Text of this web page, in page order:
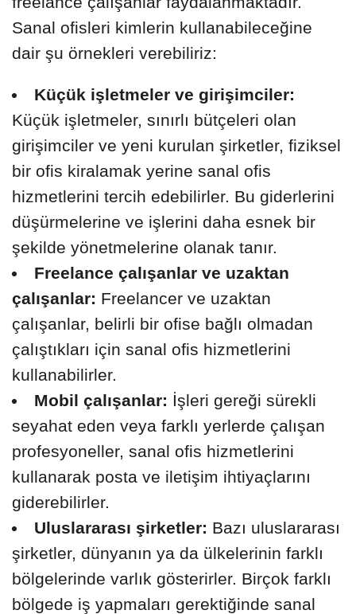
Sanal ofisleri kimlerin kullanabileceğine
dair şu örnekleri verebiliriz:
Küçük işletmeler ve girişimciler:
Küçük işletmeler, sınırlı bütçeleri olan
girişimciler ve yeni kurulan şirketler, fiziksel
bir ofis kiralamak yerine sanal ofis
hizmetlerini tercih edebilirler. Bu giderlerini
düşürmelerine ve işlerini daha esnek bir
şekilde yönetmelerine olanak tanır.
Freelance çalışanlar ve uzaktan
çalışanlar: Freelancer ve uzaktan
çalışanlar, belirli bir ofise bağlı olmadan
çalıştıkları için sanal ofis hizmetlerini
kullanabilirler.
Mobil çalışanlar: İşleri gereği sürekli
seyahat eden veya farklı yerlerde çalışan
profesyoneller, sanal ofis hizmetlerini
kullanarak posta ve iletişim ihtiyaçlarını
giderebilirler.
Uluslararası şirketler: Bazı uluslararası
şirketler, dünyanın ya da ülkelerinin farklı
bölgelerinde varlık gösterirler. Birçok farklı
bölgede iş yapmaları gerektiğinde sanal